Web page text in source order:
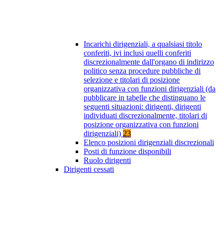
Incarichi dirigenziali, a qualsiasi titolo
conferiti, ivi inclusi quelli conferiti
discrezionalmente dall'organo di indirizzo
politico senza procedure pubbliche di
selezione e titolari di posizione
organizzativa con funzioni dirigenziali (da
pubblicare in tabelle che distinguano le
seguenti situazioni: dirigenti, dirigenti
individuati discrezionalmente, titolari di
posizione organizzativa con funzioni
dirigenziali) 23
Elenco posizioni dirigenziali discrezionali
Posti di funzione disponibili
Ruolo dirigenti
Dirigenti cessati